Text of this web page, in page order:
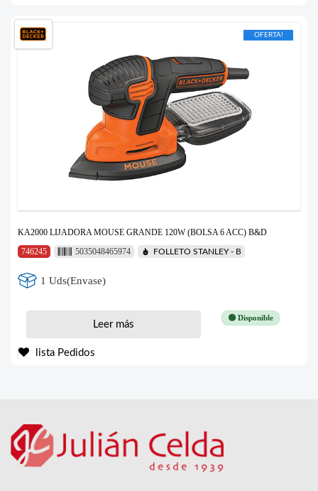
OFERTA!
KA2000 LIJADORA MOUSE GRANDE 120W (BOLSA 6 ACC) B&D
746245
5035048465974 FOLLETO STANLEY - B
1 Uds(Envase)
🟢 Disponible
Leer más
lista Pedidos